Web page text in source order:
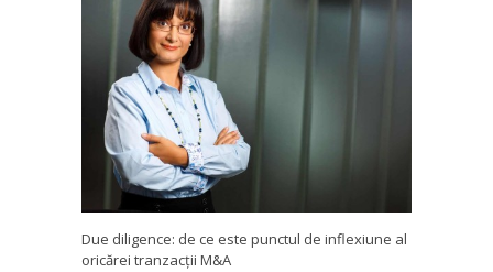
Due diligence: de ce este punctul de inflexiune al
oricărei tranzacții M&A